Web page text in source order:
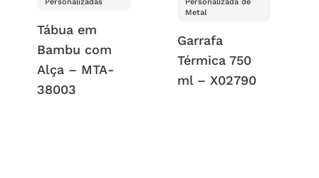
Tábua em
Bambu com
Alça – MTA-
38003
Metal
Garrafa
Térmica 750
ml – X02790